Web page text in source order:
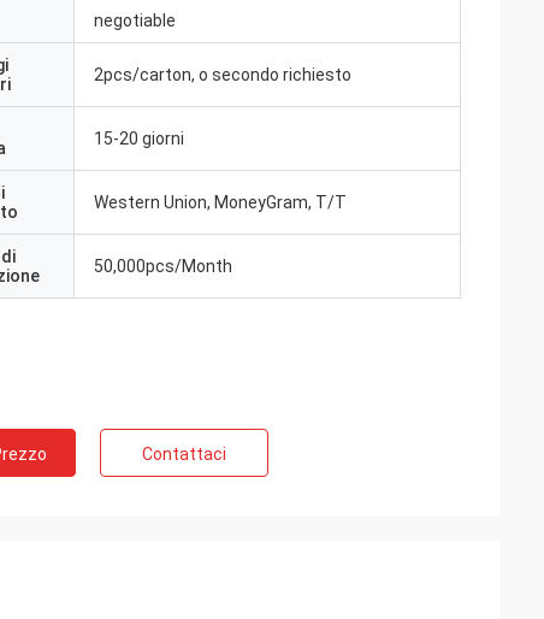
negotiable
2pcs/carton, o secondo richiesto
15-20 giorni
Western Union, MoneyGram, T/T
50,000pcs/Month
Contattaci